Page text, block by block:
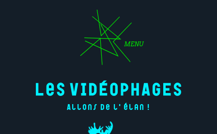
MENU
Allons de l'élan !